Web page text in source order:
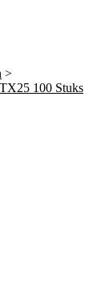
>
100 Stuks